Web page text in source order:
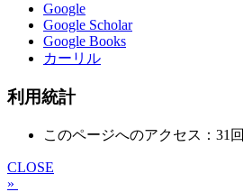
Google
Google Scholar
Google Books
カーリル
利用統計
このページへのアクセス：31回
CLOSE
»